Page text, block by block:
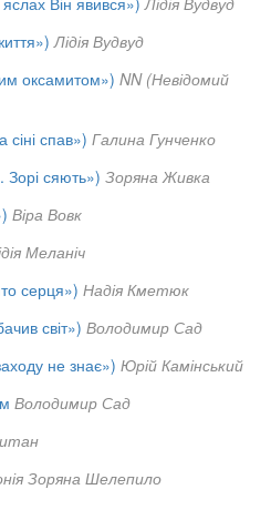
Лідія Вудвуд
оксамитом») NN (Невідомий
сіні спав») Галина Гунченко
Зорі сяють») Зоряна Живка
Віра Вовк
Меланіч
серця») Надія Кметюк
світ») Володимир Сад
не знає») Юрій Камінський
Володимир Сад
Зоряна Шелепило